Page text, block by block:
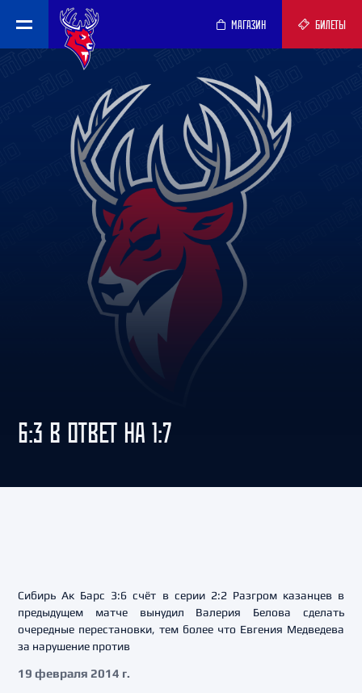
МАГАЗИН БИЛЕТЫ
6:3 В ОТВЕТ НА 1:7
Сибирь Ак Барс 3:6 счёт в серии 2:2 Разгром казанцев в
предыдущем матче вынудил Валерия Белова сделать
очередные перестановки, тем более что Евгения Медведева
за нарушение против
19 февраля 2014 г.